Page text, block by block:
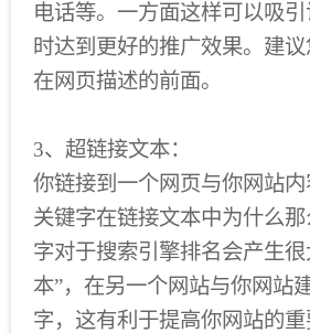
电话等。一方面这样可以吸
时达到更好的推广效果。建
在网页描述的前面。
3、超链接文本：
你链接到一个网页与你网站
关键字在链接文本中为什么
字对于搜索引擎排名会产生
本”，在另一个网站与你网站
字，这有利于提高你网站的